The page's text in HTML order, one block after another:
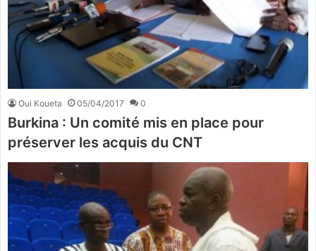
Oui Koueta 05/04/2017 0
Burkina : Un comité mis en place pour
préserver les acquis du CNT